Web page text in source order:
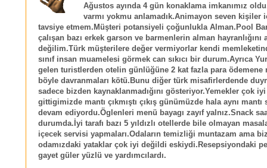
Ağustos ayında 4 gün konaklama imkanımız
varmı yokmu anlamadık.Animayon seven kişiler
tavsiye etmem.Müşteri potansiyeli çoğunlukla Alman.Pool
çalışan bazı erkek garson ve barmenlerin alman hayranlığını
değilim.Türk müşterilere değer vermiyorlar kendi
sınıf insan muamelesi görmek can sıkıcı bir durum.Ayrıca
gelen turistlerden otelin günlüğüne 2 kat fazla para ödemene
böyle davranmaları kötü.Bunu diğer türk misafirlerdende
sadece bizden kaynaklanmadığını gösteriyor.Yemekler çok
gittigimizde mantı çıkmıştı çıkış günümüzde hala aynı mantı
devam ediyordu.Öglenleri menü bayagı zayıf yalnız.Snack
durumda.İyi tarafı bazı 5 yıldızlı otellerde bile olmayan
içecek servisi yapmaları.Odaların temizliği muntazam ama
odamızdaki yataklar çok iyi değildi eskiydi.Resepsiyondaki
gayet güler yüzlü ve yardımcılardı.